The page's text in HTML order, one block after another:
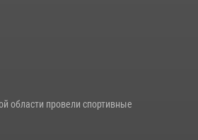
области провели спортивные